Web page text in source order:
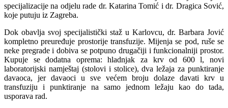
specijalizacije na odjelu rade dr. Katarina Tomić i dr. Dragica Sović,
koje putuju iz Zagreba.
Dok obavlja svoj specijalistički staž u Karlovcu, dr. Barbara Jović
kompletno preuređuje prostorije transfuzije. Mijenja se pod, ruše se
neke pregrade i dobiva se potpuno drugačiji i funkcionalniji prostor.
Kupuje se dodatna oprema: hladnjak za krv od 600 l, novi
laboratorijski namještaj (stolovi i stolice), dva ležaja za punktiranje
davaoca, jer davaoci u sve većem broju dolaze davati krv u
transfuziju i punktiranje na samo jednom ležaju kao do tada,
usporava rad.